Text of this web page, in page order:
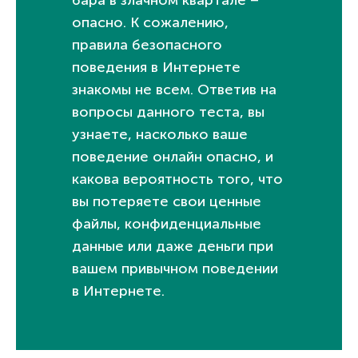
опасно. К сожалению,
правила безопасного
поведения в Интернете
знакомы не всем. Ответив на
вопросы данного теста, вы
узнаете, насколько ваше
поведение онлайн опасно, и
какова вероятность того, что
вы потеряете свои ценные
файлы, конфиденциальные
данные или даже деньги при
вашем привычном поведении
в Интернете.